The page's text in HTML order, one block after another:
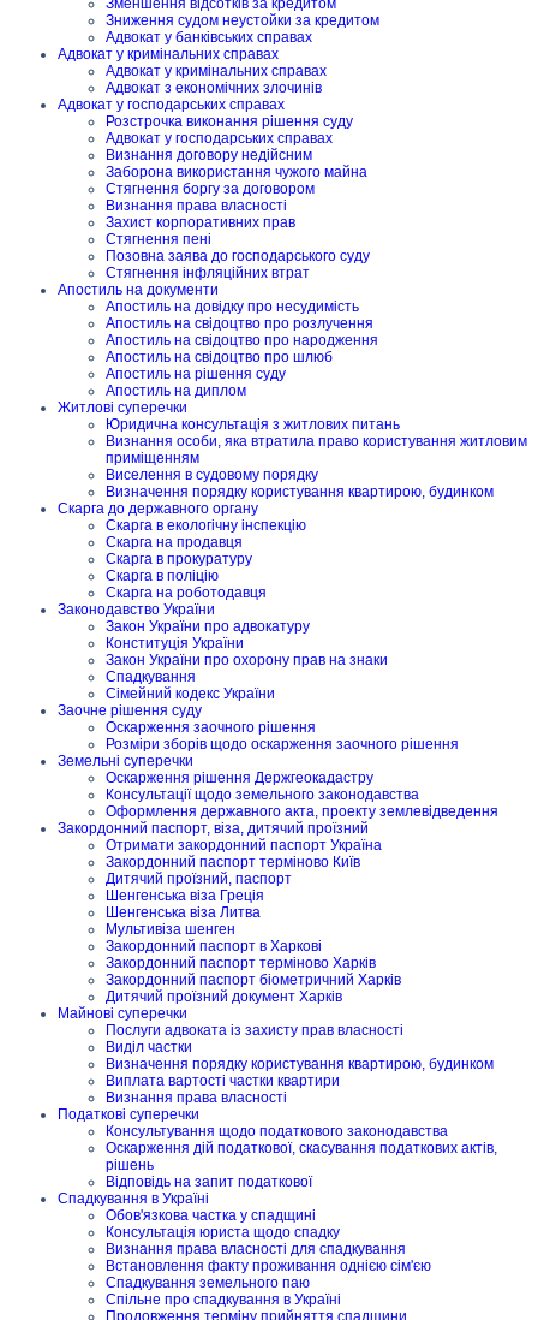
Зменшення відсотків за кредитом
Зниження судом неустойки за кредитом
Адвокат у банківських справах
Адвокат у кримінальних справах
Адвокат у кримінальних справах
Адвокат з економічних злочинів
Адвокат у господарських справах
Розстрочка виконання рішення суду
Адвокат у господарських справах
Визнання договору недійсним
Заборона використання чужого майна
Стягнення боргу за договором
Визнання права власності
Захист корпоративних прав
Стягнення пені
Позовна заява до господарського суду
Стягнення інфляційних втрат
Апостиль на документи
Апостиль на довідку про несудимість
Апостиль на свідоцтво про розлучення
Апостиль на свідоцтво про народження
Апостиль на свідоцтво про шлюб
Апостиль на рішення суду
Апостиль на диплом
Житлові суперечки
Юридична консультація з житлових питань
Визнання особи, яка втратила право користування житловим
приміщенням
Виселення в судовому порядку
Визначення порядку користування квартирою, будинком
Скарга до державного органу
Скарга в екологічну інспекцію
Скарга на продавця
Скарга в прокуратуру
Скарга в поліцію
Скарга на роботодавця
Законодавство України
Закон України про адвокатуру
Конституція України
Закон України про охорону прав на знаки
Спадкування
Сімейний кодекс України
Заочне рішення суду
Оскарження заочного рішення
Розміри зборів щодо оскарження заочного рішення
Земельні суперечки
Оскарження рішення Держгеокадастру
Консультації щодо земельного законодавства
Оформлення державного акта, проекту землевідведення
Закордонний паспорт, віза, дитячий проїзний
Отримати закордонний паспорт Україна
Закордонний паспорт терміново Київ
Дитячий проїзний, паспорт
Шенгенська віза Греція
Шенгенська віза Литва
Мультивіза шенген
Закордонний паспорт в Харкові
Закордонний паспорт терміново Харків
Закордонний паспорт біометричний Харків
Дитячий проїзний документ Харків
Майнові суперечки
Послуги адвоката із захисту прав власності
Виділ частки
Визначення порядку користування квартирою, будинком
Виплата вартості частки квартири
Визнання права власності
Податкові суперечки
Консультування щодо податкового законодавства
Оскарження дій податкової, скасування податкових актів,
рішень
Відповідь на запит податкової
Спадкування в Україні
Обов'язкова частка у спадщині
Консультація юриста щодо спадку
Визнання права власності для спадкування
Встановлення факту проживання однією сім'єю
Спадкування земельного паю
Спільне про спадкування в Україні
Продовження терміну прийняття спадщини